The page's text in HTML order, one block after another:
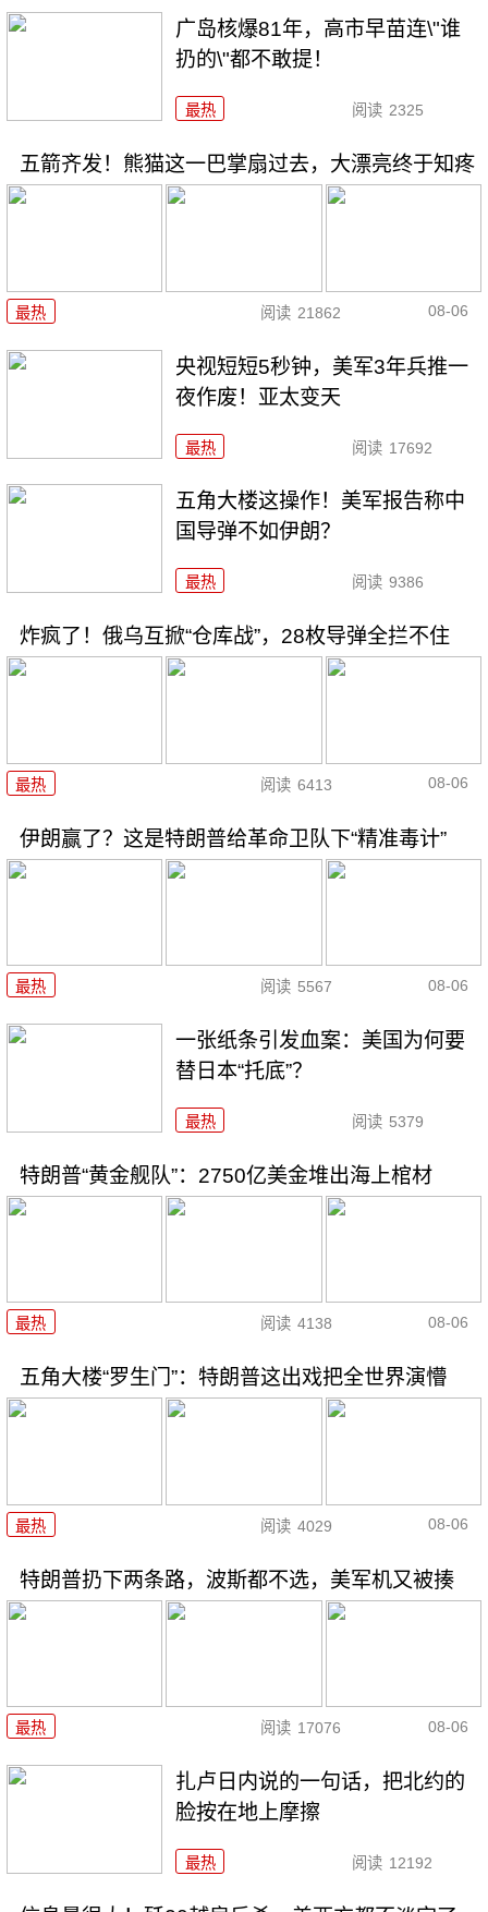
广岛核爆81年，高市早苗连\"谁
扔的\"都不敢提！
最热 阅读 2325
五箭齐发！熊猫这一巴掌扇过去，大漂亮终于知疼
最热 阅读 21862 08-06
央视短短5秒钟，美军3年兵推一
夜作废！亚太变天
最热 阅读 17692
五角大楼这操作！美军报告称中
国导弹不如伊朗？
最热 阅读 9386
炸疯了！俄乌互掀“仓库战”，28枚导弹全拦不住
最热 阅读 6413 08-06
伊朗赢了？这是特朗普给革命卫队下“精准毒计”
最热 阅读 5567 08-06
一张纸条引发血案：美国为何要
替日本“托底”？
最热 阅读 5379
特朗普“黄金舰队”：2750亿美金堆出海上棺材
最热 阅读 4138 08-06
五角大楼“罗生门”：特朗普这出戏把全世界演懵
最热 阅读 4029 08-06
特朗普扔下两条路，波斯都不选，美军机又被揍
最热 阅读 17076 08-06
扎卢日内说的一句话，把北约的
脸按在地上摩擦
最热 阅读 12192